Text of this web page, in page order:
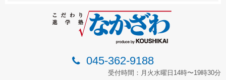
045-362-9188
受付時間：月火水曜日14時〜19時30分